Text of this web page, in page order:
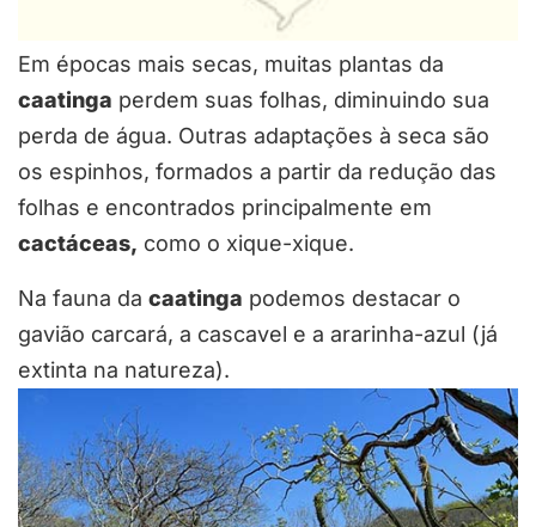
Em épocas mais secas, muitas plantas da
caatinga perdem suas folhas, diminuindo sua
perda de água. Outras adaptações à seca são
os espinhos, formados a partir da redução das
folhas e encontrados principalmente em
cactáceas, como o xique-xique.
Na fauna da caatinga podemos destacar o
gavião carcará, a cascavel e a ararinha-azul (já
extinta na natureza).